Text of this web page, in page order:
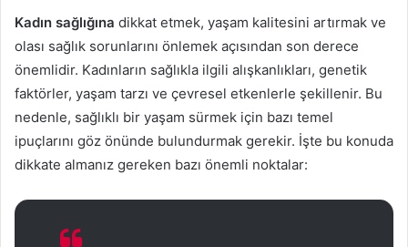
Kadın sağlığına dikkat etmek, yaşam kalitesini artırmak ve
olası sağlık sorunlarını önlemek açısından son derece
önemlidir. Kadınların sağlıkla ilgili alışkanlıkları, genetik
faktörler, yaşam tarzı ve çevresel etkenlerle şekillenir. Bu
nedenle, sağlıklı bir yaşam sürmek için bazı temel
ipuçlarını göz önünde bulundurmak gerekir. İşte bu konuda
dikkate almanız gereken bazı önemli noktalar: